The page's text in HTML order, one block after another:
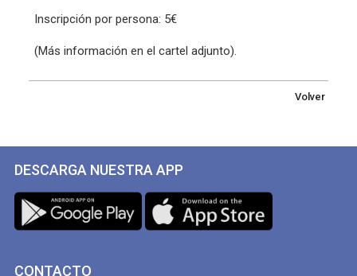
Inscripción por persona: 5€
(Más información en el cartel adjunto).
Volver
DESCARGA NUESTRA APP
CONTACTO